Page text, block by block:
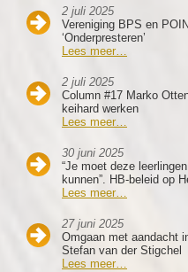
2 juli 2025
Vereniging BPS en
‘Onderpresteren’
Lees meer…
2 juli 2025
Column #17 Marko
keihard werken
Lees meer…
30 juni 2025
“Je moet deze
kunnen”. HB-beleid op
Lees meer…
27 juni 2025
Omgaan met aandacht
Stefan van der Stigchel
Lees meer…